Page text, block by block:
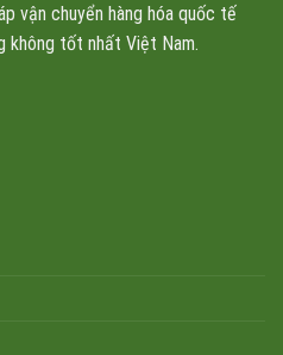
vận chuyển hàng hóa quốc tế
không tốt nhất Việt Nam.